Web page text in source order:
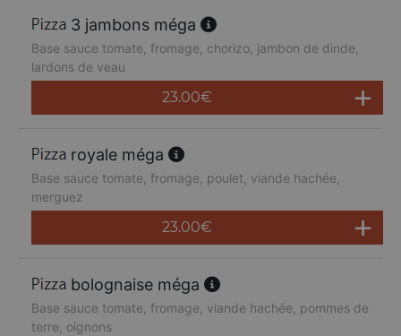
3 jambons méga
Base sauce tomate, fromage, chorizo, jambon de dinde,
lardons de veau
23.00€
royale méga
Base sauce tomate, fromage, poulet, viande hachée,
merguez
23.00€
bolognaise méga
Base sauce tomate, fromage, viande hachée, pommes de
terre, oignons